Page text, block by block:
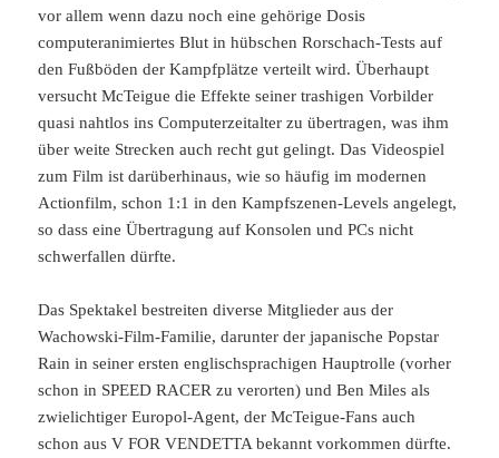
vor allem wenn dazu noch eine gehörige Dosis
computeranimiertes Blut in hübschen Rorschach-Tests auf
den Fußböden der Kampfplätze verteilt wird. Überhaupt
versucht McTeigue die Effekte seiner trashigen Vorbilder
quasi nahtlos ins Computerzeitalter zu übertragen, was ihm
über weite Strecken auch recht gut gelingt. Das Videospiel
zum Film ist darüberhinaus, wie so häufig im modernen
Actionfilm, schon 1:1 in den Kampfszenen-Levels angelegt,
so dass eine Übertragung auf Konsolen und PCs nicht
schwerfallen dürfte.
Das Spektakel bestreiten diverse Mitglieder aus der
Wachowski-Film-Familie, darunter der japanische Popstar
Rain in seiner ersten englischsprachigen Hauptrolle (vorher
schon in SPEED RACER zu verorten) und Ben Miles als
zwielichtiger Europol-Agent, der McTeigue-Fans auch
schon aus V FOR VENDETTA bekannt vorkommen dürfte.